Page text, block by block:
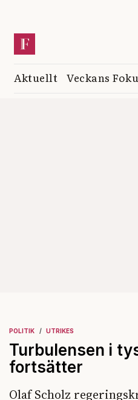
Aktuellt Veckans
POLITIK UTRIKES
Turbulensen i
fortsätter
Olaf Scholz